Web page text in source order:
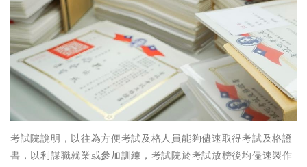
考試院說明，以往為方便考試及格人員能夠儘速取得考試及格證
書，以利謀職就業或參加訓練，考試院於考試放榜後均儘速製作